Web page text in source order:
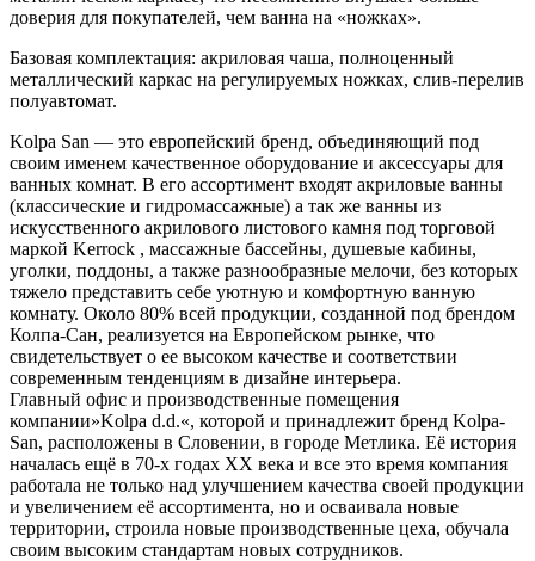
доверия для покупателей, чем ванна на «ножках».
Базовая комплектация: акриловая чаша, полноценный
металлический каркас на регулируемых ножках, слив-перелив
полуавтомат.
Kolpa San — это европейский бренд, объединяющий под
своим именем качественное оборудование и аксессуары для
ванных комнат. В его ассортимент входят акриловые ванны
(классические и гидромассажные) а так же ванны из
искусственного акрилового листового камня под торговой
маркой Kerrock , массажные бассейны, душевые кабины,
уголки, поддоны, а также разнообразные мелочи, без которых
тяжело представить себе уютную и комфортную ванную
комнату. Около 80% всей продукции, созданной под брендом
Колпа-Сан, реализуется на Европейском рынке, что
свидетельствует о ее высоком качестве и соответствии
современным тенденциям в дизайне интерьера.
Главный офис и производственные помещения
компании»Kolpa d.d.«, которой и принадлежит бренд Kolpa-
San, расположены в Словении, в городе Метлика. Её история
началась ещё в 70-х годах ХХ века и все это время компания
работала не только над улучшением качества своей продукции
и увеличением её ассортимента, но и осваивала новые
территории, строила новые производственные цеха, обучала
своим высоким стандартам новых сотрудников.